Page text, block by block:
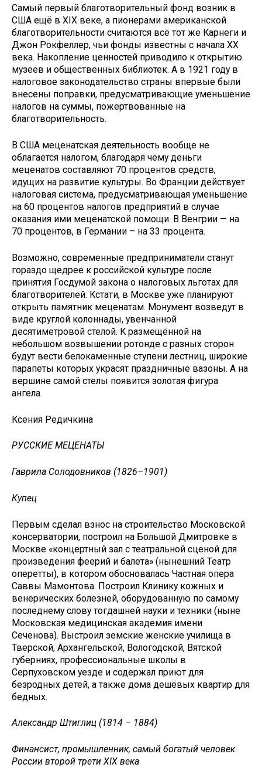
Самый первый благотворительный фонд возник в
США ещё в XIX веке, а пионерами американской
благотворительности считаются всё тот же Карнеги и
Джон Рокфеллер, чьи фонды известны с начала XX
века. Накопление ценностей приводило к открытию
музеев и общественных библиотек. А в 1921 году в
налоговое законодательство страны впервые были
внесены поправки, предусматривающие уменьшение
налогов на суммы, пожертвованные на
благотворительность.
В США меценатская деятельность вообще не
облагается налогом, благодаря чему деньги
меценатов составляют 70 процентов средств,
идущих на развитие культуры. Во Франции действует
налоговая система, предусматривающая уменьшение
на 60 процентов налогов предприятий в случае
оказания ими меценатской помощи. В Венгрии — на
70 процентов, в Германии – на 33 процента.
Возможно, современные предприниматели станут
гораздо щедрее к российской культуре после
принятия Госдумой закона о налоговых льготах для
благотворителей. Кстати, в Москве уже планируют
открыть памятник меценатам. Монумент возведут в
виде круглой колоннады, увенчанной
десятиметровой стелой. К размещённой на
небольшом возвышении ротонде с разных сторон
будут вести белокаменные ступени лестниц, широкие
парапеты которых украсят праздничные вазоны. А на
вершине самой стелы появится золотая фигура
ангела.
Ксения Редичкина
РУССКИЕ МЕЦЕНАТЫ
Гаврила Солодовников (1826–1901)
Купец
Первым сделал взнос на строительство Московской
консерватории, построил на Большой Дмитровке в
Москве «концертный зал с театральной сценой для
произведения феерий и балета» (нынешний Театр
оперетты), в котором обосновалась Частная опера
Саввы Мамонтова. Построил Клинику кожных и
венерических болезней, оборудованную по самому
последнему слову тогдашней науки и техники (ныне
Московская медицинская академия имени
Сеченова). Выстроил земские женские училища в
Тверской, Архангельской, Вологодской, Вятской
губерниях, профессиональные школы в
Серпуховском уезде и содержал приют для
безродных детей, а также дома дешёвых квартир для
бедных.
Александр Штиглиц (1814 – 1884)
Финансист, промышленник, самый богатый человек
России второй трети XIX века